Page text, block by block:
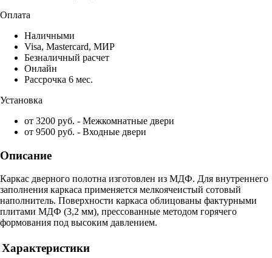
Оплата
Наличными
Visa, Mastercard, МИР
Безналичный расчет
Онлайн
Рассрочка 6 мес.
Установка
от 3200 руб. - Межкомнатные двери
от 9500 руб. - Входные двери
Описание
Каркас дверного полотна изготовлен из МДФ. Для внутреннего
заполнения каркаса применяется мелкоячеистый сотовый
наполнитель. Поверхности каркаса облицованы фактурными
плитами МДФ (3,2 мм), прессованные методом горячего
формования под высоким давлением.
Характеристики